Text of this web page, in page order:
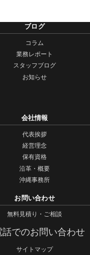
ブログ
コラム
業務レポート
スタッフブログ
お知らせ
会社情報
代表挨拶
経営理念
保有資格
沿革・概要
沖縄事務所
お問い合わせ
無料見積り・ご相談
話でのお問い合わせ
サイトマップ